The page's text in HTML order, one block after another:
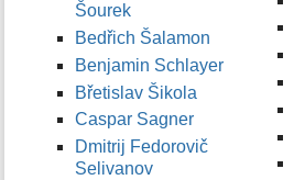
Šourek
Bedřich Šalamon
Benjamin Schlayer
Břetislav Šikola
Caspar Sagner
Dmitrij Fedorovič
Selivanov